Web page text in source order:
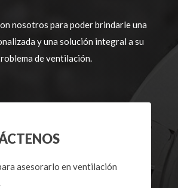
nosotros para poder brindarle una
y una solución integral a su
de ventilación.
asesorarlo en ventilación